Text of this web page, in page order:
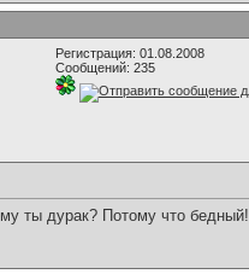
Регистрация: 01.08.2008
Сообщений: 235
ты дурак? Потому что бедный!